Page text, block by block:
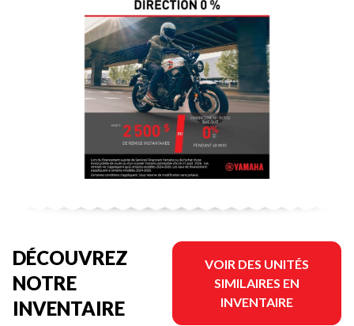
DÉCOUVREZ
NOTRE
INVENTAIRE
VOIR DES UNITÉS
SIMILAIRES EN
INVENTAIRE